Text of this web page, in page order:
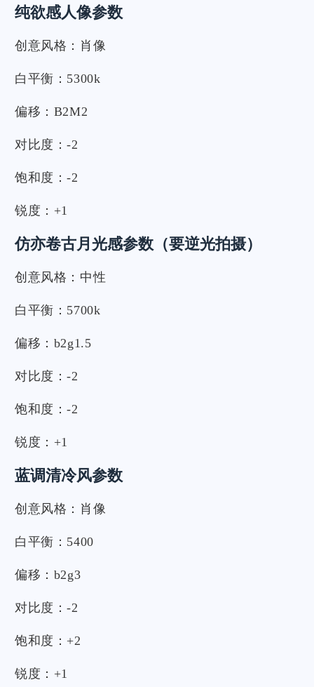
纯欲感人像参数
创意风格：肖像
白平衡：5300k
偏移：B2M2
对比度：-2
饱和度：-2
锐度：+1
仿亦卷古月光感参数（要逆光拍摄）
创意风格：中性
白平衡：5700k
偏移：b2g1.5
对比度：-2
饱和度：-2
锐度：+1
蓝调清冷风参数
创意风格：肖像
白平衡：5400
偏移：b2g3
对比度：-2
饱和度：+2
锐度：+1